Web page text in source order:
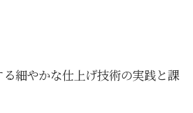
細やかな仕上げ技術の実践と課